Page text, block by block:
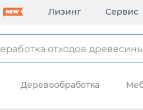
Лизинг Сервис
Деревообработка